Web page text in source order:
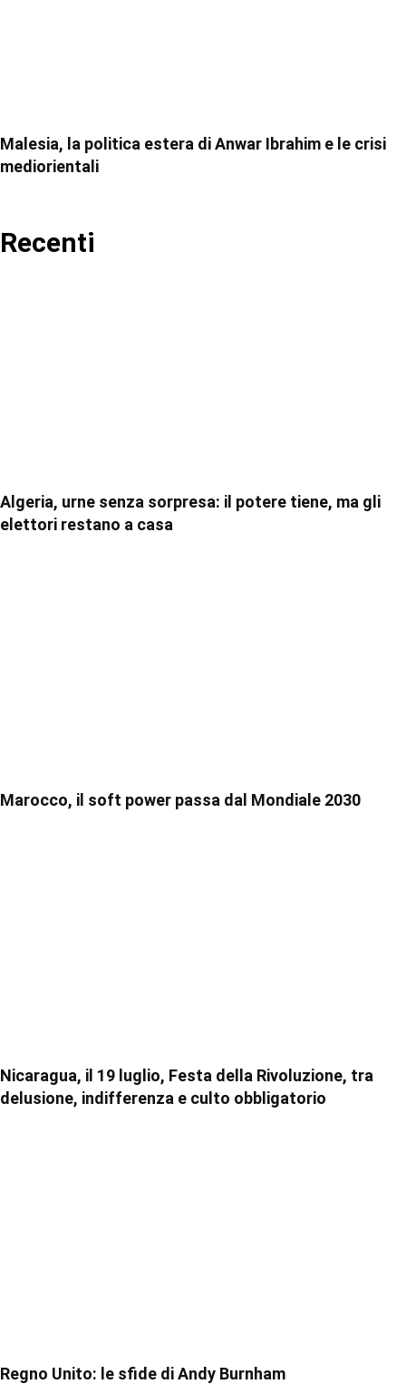
Malesia, la politica estera di Anwar Ibrahim e le crisi
mediorientali
Recenti
Algeria, urne senza sorpresa: il potere tiene, ma gli
elettori restano a casa
Marocco, il soft power passa dal Mondiale 2030
Nicaragua, il 19 luglio, Festa della Rivoluzione, tra
delusione, indifferenza e culto obbligatorio
Regno Unito: le sfide di Andy Burnham